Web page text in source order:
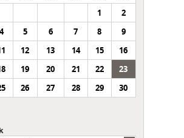
1
2
4 5 6 7 8
9
12 13 14 15
16
19 20 21 22
23
26 27 28 29 30